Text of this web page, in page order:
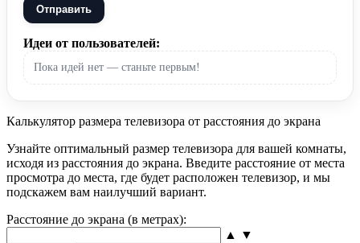
Отправить
Идеи от пользователей:
Пока идей нет — станьте первым!
Калькулятор размера телевизора от расстояния до экрана
Узнайте оптимальный размер телевизора для вашей комнаты,
исходя из расстояния до экрана. Введите расстояние от места
просмотра до места, где будет расположен телевизор, и мы
подскажем вам наилучший вариант.
Расстояние до экрана (в метрах):
▲
▼